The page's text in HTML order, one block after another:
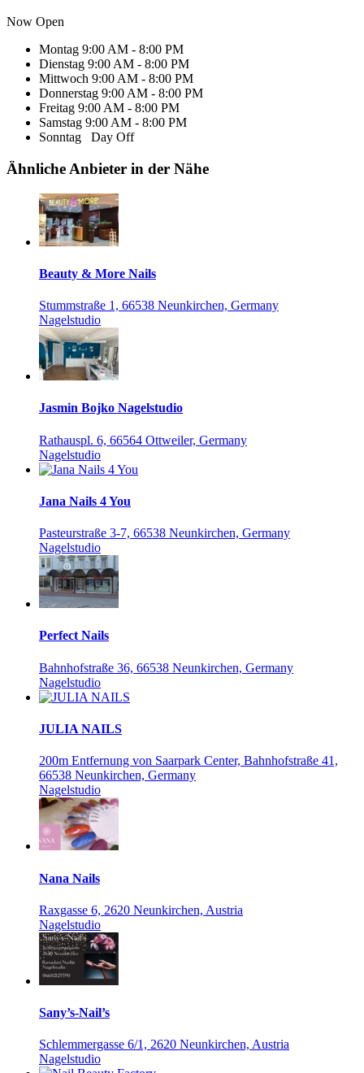
Now Open
Montag 9:00 AM - 8:00 PM
Dienstag 9:00 AM - 8:00 PM
Mittwoch 9:00 AM - 8:00 PM
Donnerstag 9:00 AM - 8:00 PM
Freitag 9:00 AM - 8:00 PM
Samstag 9:00 AM - 8:00 PM
Sonntag Day Off
Ähnliche Anbieter in der Nähe
Beauty & More Nails
Stummstraße 1, 66538 Neunkirchen, Germany
Nagelstudio
Jasmin Bojko Nagelstudio
Rathauspl. 6, 66564 Ottweiler, Germany
Nagelstudio
Jana Nails 4 You
Pasteurstraße 3-7, 66538 Neunkirchen, Germany
Nagelstudio
Perfect Nails
Bahnhofstraße 36, 66538 Neunkirchen, Germany
Nagelstudio
JULIA NAILS
200m Entfernung von Saarpark Center, Bahnhofstraße 41,
66538 Neunkirchen, Germany
Nagelstudio
Nana Nails
Raxgasse 6, 2620 Neunkirchen, Austria
Nagelstudio
Sany’s-Nail’s
Schlemmergasse 6/1, 2620 Neunkirchen, Austria
Nagelstudio